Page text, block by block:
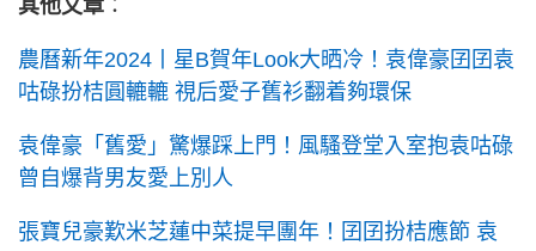
其他文章 ：
農曆新年2024丨星B賀年Look大晒冷！袁偉豪囝囝袁
咕碌扮桔圓轆轆 視后愛子舊衫翻着夠環保
袁偉豪「舊愛」驚爆踩上門！風騷登堂入室抱袁咕碌
曾自爆背男友愛上別人
張寶兒豪歎米芝蓮中菜提早團年！囝囝扮桔應節 袁